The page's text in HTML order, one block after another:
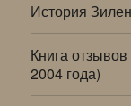
История
Книга
2004 года)